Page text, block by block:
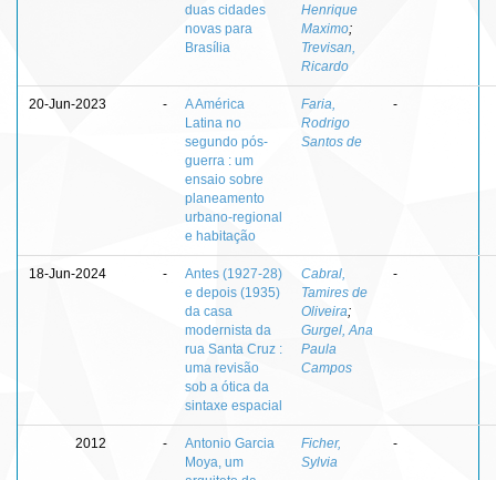
duas cidades
novas para
Brasília
Henrique
Maximo;
Trevisan,
Ricardo
20-Jun-2023 -
A América
Latina no
segundo pós-
guerra : um
ensaio sobre
planeamento
urbano-regional
e habitação
Faria,
Rodrigo
Santos de
-
18-Jun-2024 -
Antes (1927-28)
e depois (1935)
da casa
modernista da
rua Santa Cruz :
uma revisão
sob a ótica da
sintaxe espacial
Cabral,
Tamires de
Oliveira;
Gurgel, Ana
Paula
Campos
-
2012 -
Antonio Garcia
Moya, um
Ficher,
Sylvia
-